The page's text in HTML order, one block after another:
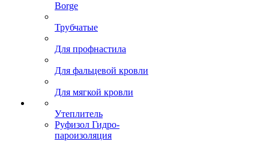
Borge
Трубчатые
Для профнастила
Для фальцевой кровли
Для мягкой кровли
Утеплитель
Руфизол Гидро-
пароизоляция